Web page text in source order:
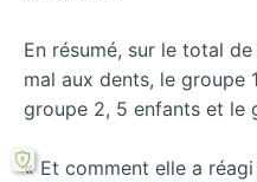
En résumé, sur le total
mal aux dents, le groupe
groupe 2, 5 enfants et le
« Et comment elle a